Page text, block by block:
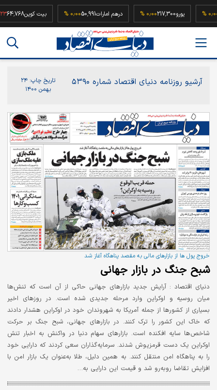
۰٫۰۰ % یورو217,300 ۰٫۰۰ % درهم امارات50,991 ۰٫۰۰ % بیت کوین
آرشیو روزنامه دنیای اقتصاد شماره ۵۳۹۰ تاریخ چاپ:۲۴
بهمن ۱۴۰۰
خروج پول ها از بازارهای مالی به مقصد پناهگاه آغاز شد
شبح جنگ در بازار جهانی
دنیای اقتصاد : آرایش جدید بازارهای جهانی حاکی از آن است که تنش‌ها
میان روسیه و اوکراین وارد مرحله جدیدی شده است. در روزهای اخیر
بسیاری از کشورها از جمله آمریکا به شهروندان خود در اوکراین هشدار دادند
که خاک این کشور را ترک کنند. در بازارهای جهانی، شبح جنگ بر حرکت
شاخص‌ها سایه افکنده است. بازارهای سهام دنیا در واکنش به اخبار تنش
اوکراین یک دست قرمزپوش شدند. سرمایه‌گذاران سعی کردند که دارایی خود
را به پناهگاه امن منتقل کنند. به همین دلیل، طلا به‌عنوان یک بازار امن با
افزایش تقاضا روبه‌رو شد و قیمت این دارایی به…